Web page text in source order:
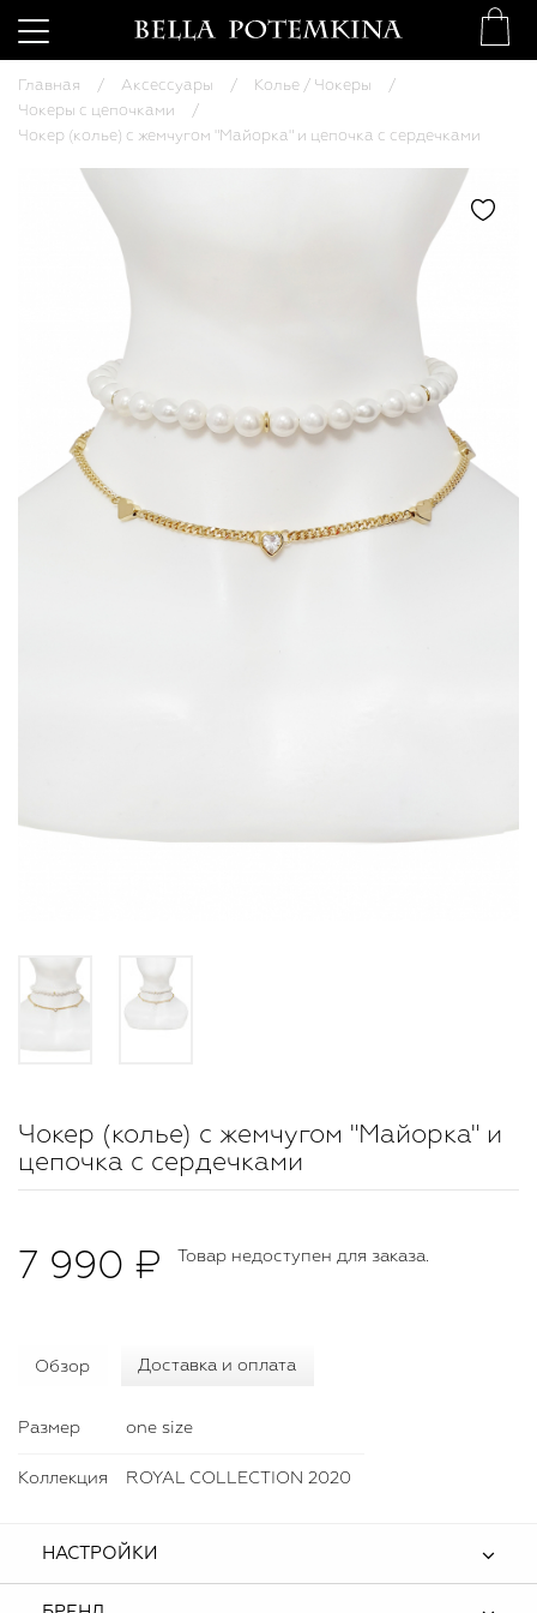
Главная Аксессуары
Колье / Чокеры
Чокеры с цепочками
Чокер (колье) с жемчугом "Майорка" и цепочка с сердечками
Чокер (колье) с жемчугом "Майорка" и
цепочка с сердечками
7 990 ₽ Товар недоступен для заказа.
Обзор Доставка и оплата
Размер one size
Коллекция ROYAL COLLECTION 2020
НАСТРОЙКИ